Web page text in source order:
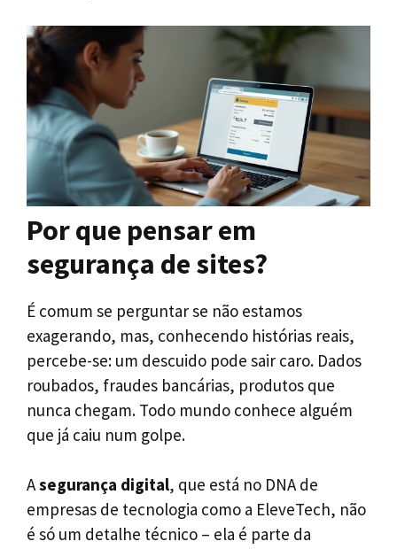
Por que pensar em
segurança de sites?
É comum se perguntar se não estamos
exagerando, mas, conhecendo histórias reais,
percebe-se: um descuido pode sair caro. Dados
roubados, fraudes bancárias, produtos que
nunca chegam. Todo mundo conhece alguém
que já caiu num golpe.
Asegurança digital, que está no DNA de
empresas de tecnologia como a EleveTech, não
é só um detalhe técnico – ela é parte da